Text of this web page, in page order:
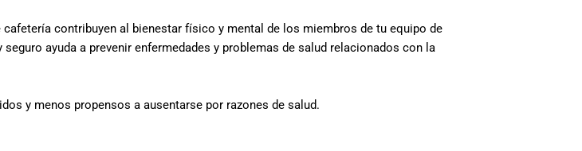
contribuyen al bienestar físico y mental de los miembros de tu equipo de
ayuda a prevenir enfermedades y problemas de salud relacionados con la
y menos propensos a ausentarse por razones de salud.